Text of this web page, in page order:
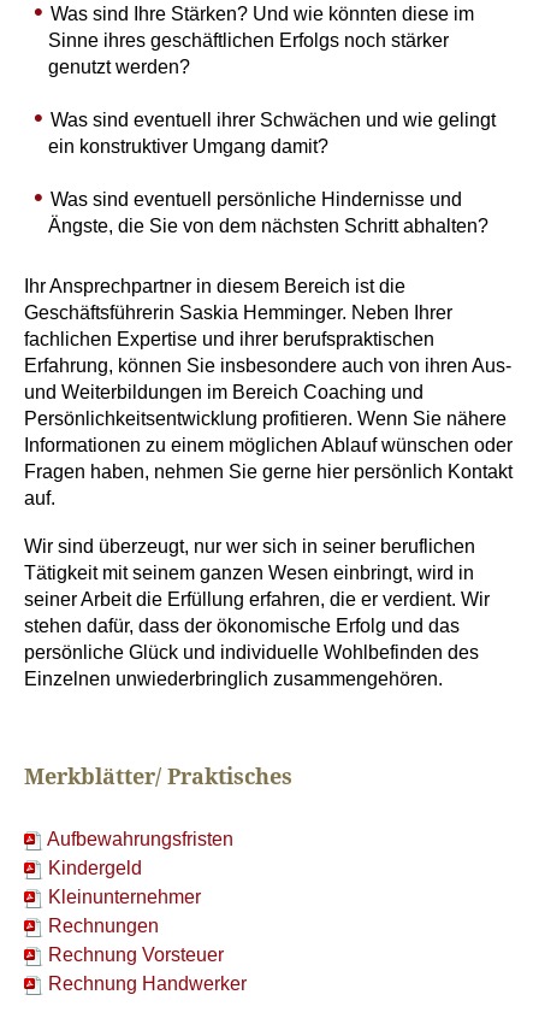
Was sind Ihre Stärken? Und wie könnten diese im
Sinne ihres geschäftlichen Erfolgs noch stärker
genutzt werden?
Was sind eventuell ihrer Schwächen und wie gelingt
ein konstruktiver Umgang damit?
Was sind eventuell persönliche Hindernisse und
Ängste, die Sie von dem nächsten Schritt abhalten?
Ihr Ansprechpartner in diesem Bereich ist die
Geschäftsführerin Saskia Hemminger. Neben Ihrer
fachlichen Expertise und ihrer berufspraktischen
Erfahrung, können Sie insbesondere auch von ihren Aus-
und Weiterbildungen im Bereich Coaching und
Persönlichkeitsentwicklung profitieren. Wenn Sie nähere
Informationen zu einem möglichen Ablauf wünschen oder
Fragen haben, nehmen Sie gerne hier persönlich Kontakt
auf.
Wir sind überzeugt, nur wer sich in seiner beruflichen
Tätigkeit mit seinem ganzen Wesen einbringt, wird in
seiner Arbeit die Erfüllung erfahren, die er verdient. Wir
stehen dafür, dass der ökonomische Erfolg und das
persönliche Glück und individuelle Wohlbefinden des
Einzelnen unwiederbringlich zusammengehören.
Merkblätter/ Praktisches
Aufbewahrungsfristen
Kindergeld
Kleinunternehmer
Rechnungen
Rechnung Vorsteuer
Rechnung Handwerker